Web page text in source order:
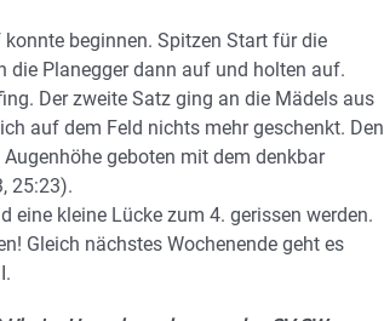
beginnen. Spitzen Start für die
die Planegger dann auf und holten auf.
Der zweite Satz ging an die Mädels aus
auf dem Feld nichts mehr geschenkt. Den
geboten mit dem denkbar
25:23).
eine kleine Lücke zum 4. gerissen werden.
Gleich nächstes Wochenende geht es